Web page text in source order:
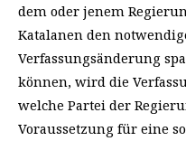
dem oder jenem
Katalanen den
Verfassungsänderung
können, wird die
welche Partei der
Voraussetzung für eine